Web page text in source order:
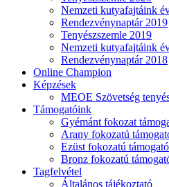
Nemzeti kutyafajtáink
Rendezvénynaptár 2019
Tenyészszemle 2019
Nemzeti kutyafajtáink
Rendezvénynaptár 2018
Online Champion
Képzések
MEOE Szövetség
Támogatóink
Gyémánt fokozat
Arany fokozatú
Ezüst fokozatú
Bronz fokozatú
Tagfelvétel
Általános tájékoztató